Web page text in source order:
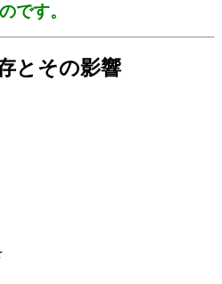
です。
とその影響